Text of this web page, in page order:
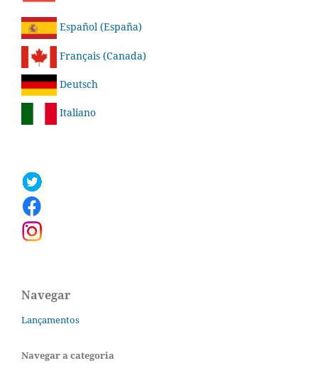
Español (España)
Français (Canada)
Deutsch
Italiano
Navegar
Lançamentos
Navegar a categoria